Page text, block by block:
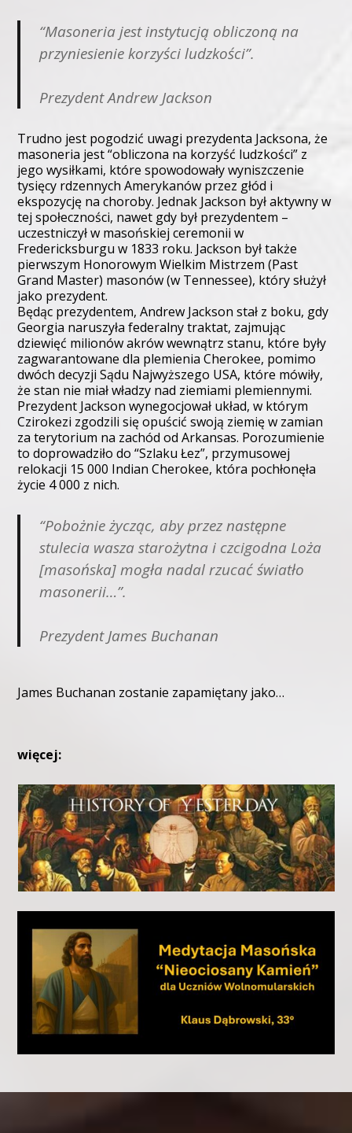
“Masoneria jest instytucją obliczoną na
przyniesienie korzyści ludzkości”.
Prezydent Andrew Jackson
Trudno jest pogodzić uwagi prezydenta Jacksona, że
masoneria jest “obliczona na korzyść ludzkości” z
jego wysiłkami, które spowodowały wyniszczenie
tysięcy rdzennych Amerykanów przez głód i
ekspozycję na choroby. Jednak Jackson był aktywny w
tej społeczności, nawet gdy był prezydentem –
uczestniczył w masońskiej ceremonii w
Fredericksburgu w 1833 roku. Jackson był także
pierwszym Honorowym Wielkim Mistrzem (Past
Grand Master) masonów (w Tennessee), który służył
jako prezydent.
Będąc prezydentem, Andrew Jackson stał z boku, gdy
Georgia naruszyła federalny traktat, zajmując
dziewięć milionów akrów wewnątrz stanu, które były
zagwarantowane dla plemienia Cherokee, pomimo
dwóch decyzji Sądu Najwyższego USA, które mówiły,
że stan nie miał władzy nad ziemiami plemiennymi.
Prezydent Jackson wynegocjował układ, w którym
Czirokezi zgodzili się opuścić swoją ziemię w zamian
za terytorium na zachód od Arkansas. Porozumienie
to doprowadziło do “Szlaku Łez”, przymusowej
relokacji 15 000 Indian Cherokee, która pochłonęła
życie 4 000 z nich.
“Pobożnie życząc, aby przez następne
stulecia wasza starożytna i czcigodna Loża
[masońska] mogła nadal rzucać światło
masonerii…”.
Prezydent James Buchanan
James Buchanan zostanie zapamiętany jako…
więcej: